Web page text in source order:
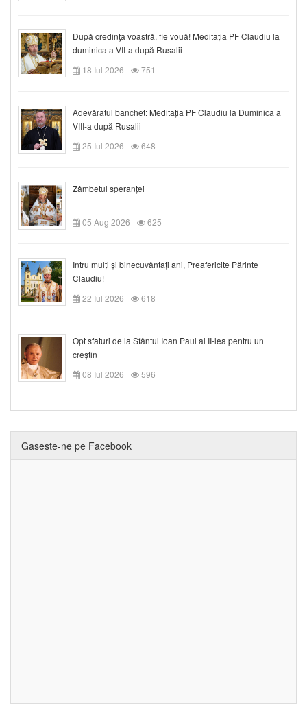
După credinţa voastră, fie vouă! Meditația PF Claudiu la
duminica a VII-a după Rusalii
18 Iul 2026
751
Adevăratul banchet: Meditația PF Claudiu la Duminica a
VIII-a după Rusalii
25 Iul 2026
648
Zâmbetul speranței
05 Aug 2026 625
Întru mulți și binecuvântați ani, Preafericite Părinte
Claudiu!
22 Iul 2026
618
Opt sfaturi de la Sfântul Ioan Paul al II-lea pentru un
creștin
08 Iul 2026
596
Gaseste-ne pe Facebook